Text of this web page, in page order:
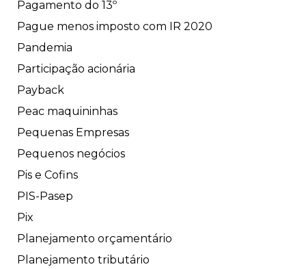
Pagamento do 13º
Pague menos imposto com IR 2020
Pandemia
Participação acionária
Payback
Peac maquininhas
Pequenas Empresas
Pequenos negócios
Pis e Cofins
PIS-Pasep
Pix
Planejamento orçamentário
Planejamento tributário